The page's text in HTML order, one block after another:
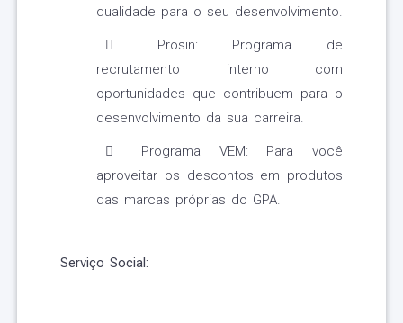
qualidade para o seu desenvolvimento.
Prosin: Programa de
recrutamento interno com
oportunidades que contribuem para o
desenvolvimento da sua carreira.
Programa VEM: Para você
aproveitar os descontos em produtos
das marcas próprias do GPA.
Serviço Social: